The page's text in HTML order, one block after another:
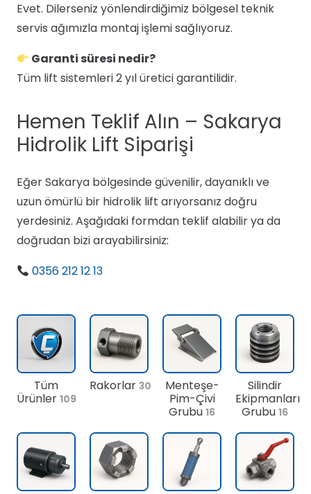
Evet. Dilerseniz yönlendirdiğimiz bölgesel teknik
servis ağımızla montaj işlemi sağlıyoruz.
Garanti süresi nedir?
Tüm lift sistemleri 2 yıl üretici garantilidir.
Hemen Teklif Alın – Sakarya
Hidrolik Lift Siparişi
Eğer Sakarya bölgesinde güvenilir, dayanıklı ve
uzun ömürlü bir hidrolik lift arıyorsanız doğru
yerdesiniz. Aşağıdaki formdan teklif alabilir ya da
doğrudan bizi arayabilirsiniz:
0356 212 12 13
Tüm
Ürünler 109
Rakorlar 30
Menteşe-
Pim-Çivi
Grubu 16
Silindir
Ekipmanları
Grubu 16